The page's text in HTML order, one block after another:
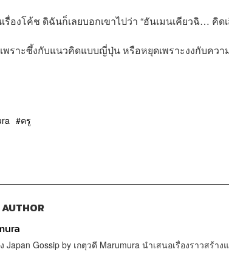
งโค้ช ดิฉันก็เลยบอกเขาไปว่า “ฮันเมนเคียวฉิ… คิด
ราะซึ้งกับแนวคิดแบบญี่ปุ่น หรือหยุดเพราะงงกับคว
ครู
Japan Gossip by เกตุวดี Marumura นำเสนอเรื่องราวสร้า